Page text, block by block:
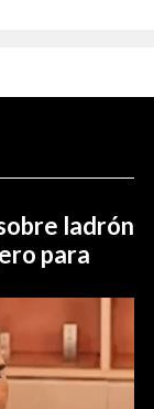
ladrón
para